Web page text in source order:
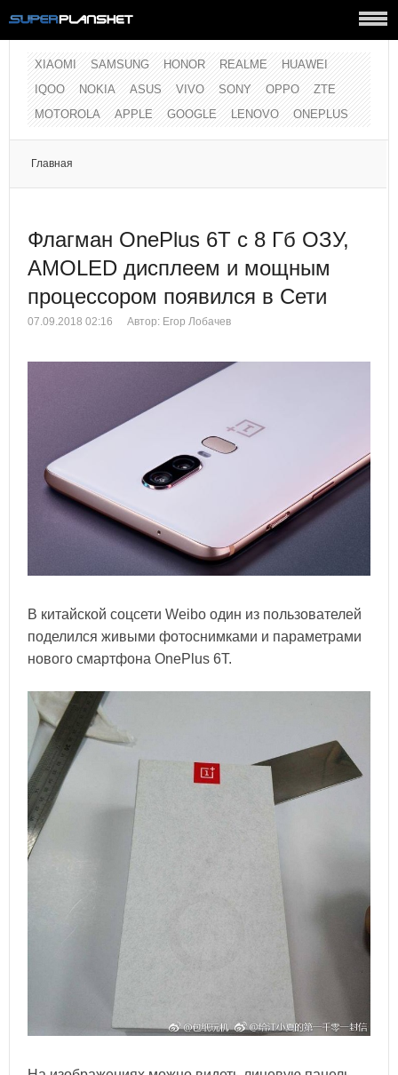
XIAOMI SAMSUNG HONOR REALME
HUAWEI
IQOO
NOKIA ASUS VIVO SONY OPPO
ZTE
MOTOROLA
APPLE GOOGLE LENOVO ONEPLUS
Главная
Флагман OnePlus 6T с 8 Гб ОЗУ,
AMOLED дисплеем и мощным
процессором появился в Сети
07.09.2018 02:16 Автор: Егор Лобачев
В китайской соцсети Weibo один из пользователей
поделился живыми фотоснимками и параметрами
нового смартфона OnePlus 6T.